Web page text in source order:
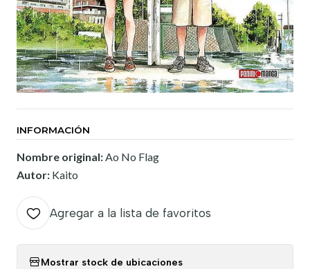
INFORMACIÓN
Nombre original:Ao No Flag
Autor: Kaito
Agregar a la lista de favoritos
Mostrar stock de ubicaciones